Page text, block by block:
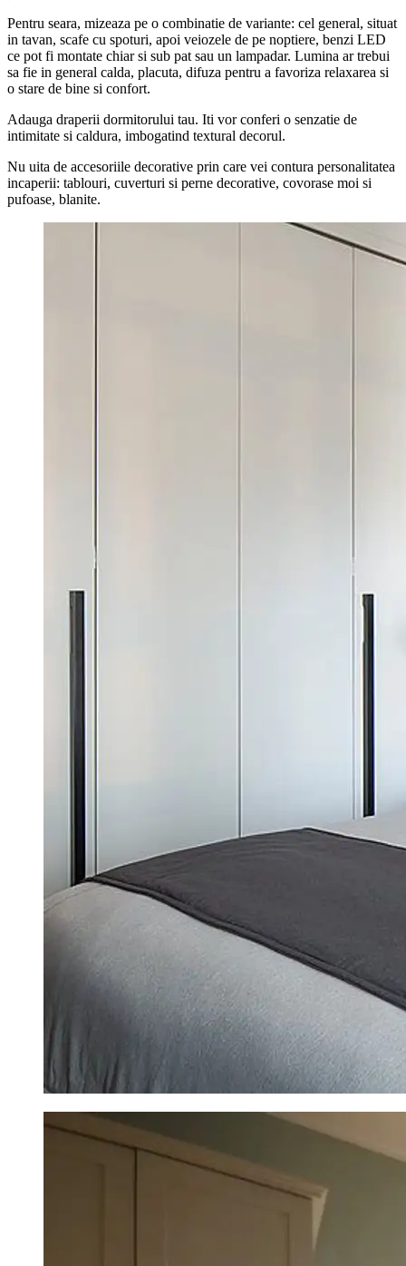
Pentru seara, mizeaza pe o combinatie de variante: cel general, situat
in tavan, scafe cu spoturi, apoi veiozele de pe noptiere, benzi LED
ce pot fi montate chiar si sub pat sau un lampadar. Lumina ar trebui
sa fie in general calda, placuta, difuza pentru a favoriza relaxarea si
o stare de bine si confort.
Adauga draperii dormitorului tau. Iti vor conferi o senzatie de
intimitate si caldura, imbogatind textural decorul.
Nu uita de accesoriile decorative prin care vei contura personalitatea
incaperii: tablouri, cuverturi si perne decorative, covorase moi si
pufoase, blanite.